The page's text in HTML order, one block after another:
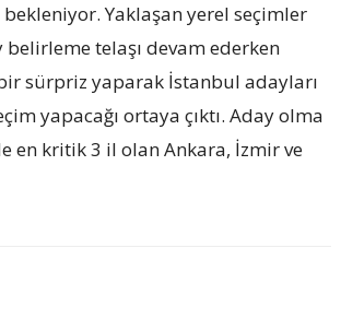
bekleniyor. Yaklaşan yerel seçimler
belirleme telaşı devam ederken
bir sürpriz yaparak İstanbul adayları
yapacağı ortaya çıktı. Aday olma
en kritik 3 il olan Ankara, İzmir ve